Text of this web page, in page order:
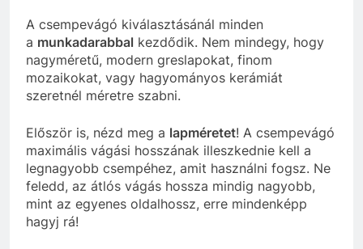
A csempevágó kiválasztásánál minden
a munkadarabbal kezdődik. Nem mindegy, hogy
nagyméretű, modern greslapokat, finom
mozaikokat, vagy hagyományos kerámiát
szeretnél méretre szabni.
Először is, nézd meg a lapméretet! A csempevágó
maximális vágási hosszának illeszkednie kell a
legnagyobb csempéhez, amit használni fogsz. Ne
feledd, az átlós vágás hossza mindig nagyobb,
mint az egyenes oldalhossz, erre mindenképp
hagyj rá!